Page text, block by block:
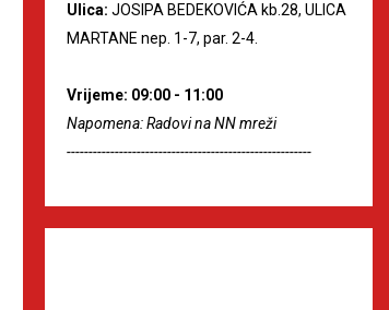
Ulica: JOSIPA BEDEKOVIĆA kb.28, ULICA
MARTANE nep. 1-7, par. 2-4.
Vrijeme: 09:00 - 11:00
Napomena: Radovi na NN mreži
--------------------------------------------------------